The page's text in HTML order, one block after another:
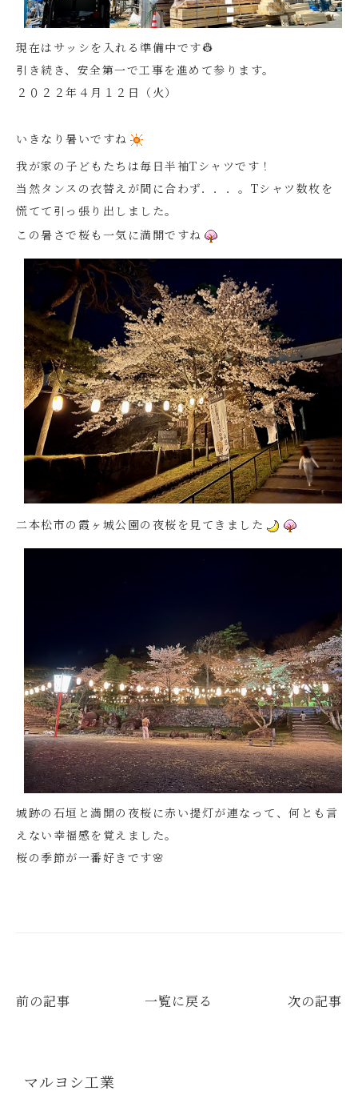
現在はサッシを入れる準備中です👷
引き続き、安全第一で工事を進めて参ります。
２０２２年４月１２日（火）
いきなり暑いですね
我が家の子どもたちは毎日半袖Tシャツです！
当然タンスの衣替えが間に合わず．．．。Tシャツ数枚を
慌てて引っ張り出しました。
この暑さで桜も一気に満開ですね
二本松市の霞ヶ城公園の夜桜を見てきました
城跡の石垣と満開の夜桜に赤い提灯が連なって、何とも言
えない幸福感を覚えました。
桜の季節が一番好きです🌸
前の記事 一覧に戻る 次の記事
マルヨシ工業